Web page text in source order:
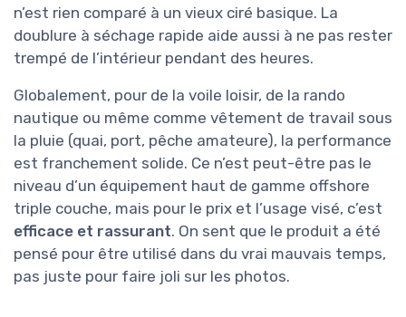
n’est rien comparé à un vieux ciré basique. La
doublure à séchage rapide aide aussi à ne pas rester
trempé de l’intérieur pendant des heures.
Globalement, pour de la voile loisir, de la rando
nautique ou même comme vêtement de travail sous
la pluie (quai, port, pêche amateure), la performance
est franchement solide. Ce n’est peut-être pas le
niveau d’un équipement haut de gamme offshore
triple couche, mais pour le prix et l’usage visé, c’est
efficace et rassurant. On sent que le produit a été
pensé pour être utilisé dans du vrai mauvais temps,
pas juste pour faire joli sur les photos.